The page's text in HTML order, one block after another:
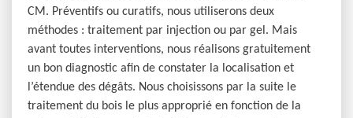
CM. Préventifs ou curatifs, nous utiliserons deux
méthodes : traitement par injection ou par gel. Mais
avant toutes interventions, nous réalisons gratuitement
un bon diagnostic afin de constater la localisation et
l’étendue des dégâts. Nous choisissons par la suite le
traitement du bois le plus approprié en fonction de la